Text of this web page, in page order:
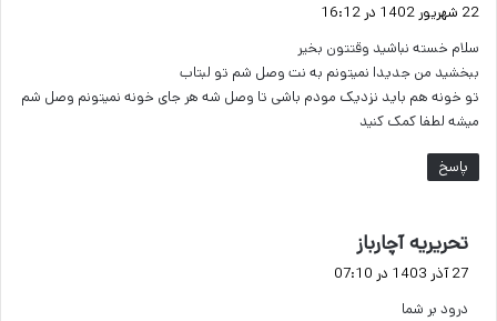
ت
:
22 شهریور 1402 در 16:12
سلام خسته نباشید وقتتون بخیر
ببخشید من جدیدا نمیتونم به نت وصل شم تو لبتاب
تو خونه هم باید نزدیک مودم باشی تا وصل شه هر جای خونه نمیتونم وصل شم
میشه لطفا کمک کنید
پاسخ
تحریریه آچارباز
ف
27 آذر 1403 در 07:10
درود بر شما